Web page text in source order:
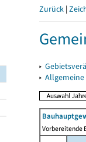
Zurück |
▸
▸
Vorbereitende